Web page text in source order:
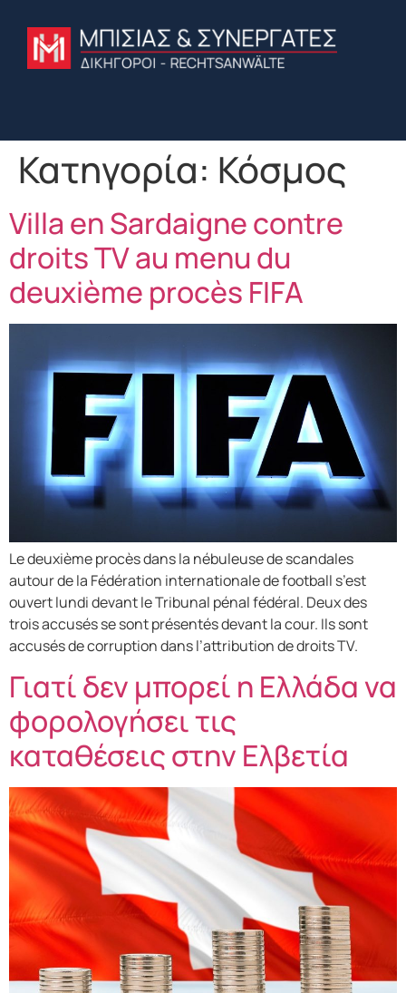
Κατηγορία: Κόσμος
Villa en Sardaigne contre
droits TV au menu du
deuxième procès FIFA
Le deuxième procès dans la nébuleuse de scandales
autour de la Fédération internationale de football s’est
ouvert lundi devant le Tribunal pénal fédéral. Deux des
trois accusés se sont présentés devant la cour. Ils sont
accusés de corruption dans l’attribution de droits TV.
Γιατί δεν μπορεί η Ελλάδα να
φορολογήσει τις
καταθέσεις στην Ελβετία